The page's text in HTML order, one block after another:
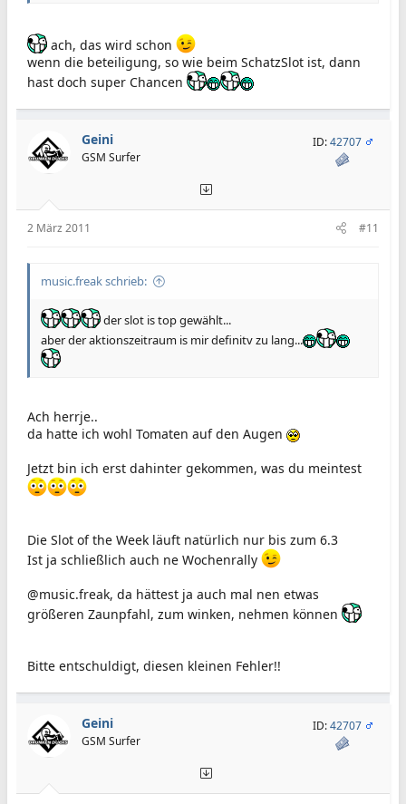
ach, das wird schon
wenn die beteiligung, so wie beim SchatzSlot ist, dann
hast doch super Chancen
Geini
GSM Surfer
ID:42707
2 März 2011 #11
music.freak schrieb:
der slot is top gewählt...
aber der aktionszeitraum is mir definitv zu lang...
Ach herrje..
da hatte ich wohl Tomaten auf den Augen
Jetzt bin ich erst dahinter gekommen, was du meintest
Die Slot of the Week läuft natürlich nur bis zum 6.3
Ist ja schließlich auch ne Wochenrally
@music.freak, da hättest ja auch mal nen etwas
größeren Zaunpfahl, zum winken, nehmen können
Bitte entschuldigt, diesen kleinen Fehler!!
Geini
GSM Surfer
ID:42707